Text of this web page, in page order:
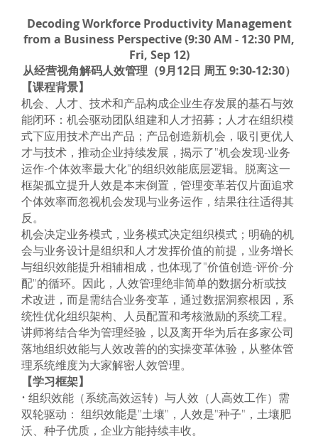
Decoding Workforce Productivity Management
from a Business Perspective (9:30 AM - 12:30 PM,
Fri, Sep 12)
从经营视角解码人效管理（9月12日 周五 9:30-12:30）
【课程背景】
机会、人才、技术和产品构成企业生存发展的基石与效
能闭环：机会驱动团队组建和人才招募；人才在组织模
式下应用技术产出产品；产品创造新机会，吸引更优人
才与技术，推动企业持续发展，揭示了"机会发现-业务
运作-个体效率最大化"的组织效能底层逻辑。脱离这一
框架孤立提升人效是本末倒置，管理变革若仅片面追求
个体效率而忽视机会发现与业务运作，结果往往适得其
反。
机会决定业务模式，业务模式决定组织模式；明确的机
会与业务设计是组织和人才发挥价值的前提，业务增长
与组织效能提升相辅相成，也体现了"价值创造-评价-分
配"的循环。因此，人效管理绝非简单的数据分析或技
术改进，而是需结合业务变革，通过数据洞察根因，系
统性优化组织架构、人员配置和考核激励的系统工程。
讲师将结合华为管理经验，以及离开华为后在多家公司
落地组织效能与人效改善的的实操变革体验，从整体管
理系统维度为大家解密人效管理。
【学习框架】
• 组织效能（系统高效运转）与人效（人高效工作）需
双轮驱动： 组织效能是"土壤"，人效是"种子"，土壤肥
沃、种子优质，企业方能持续丰收。